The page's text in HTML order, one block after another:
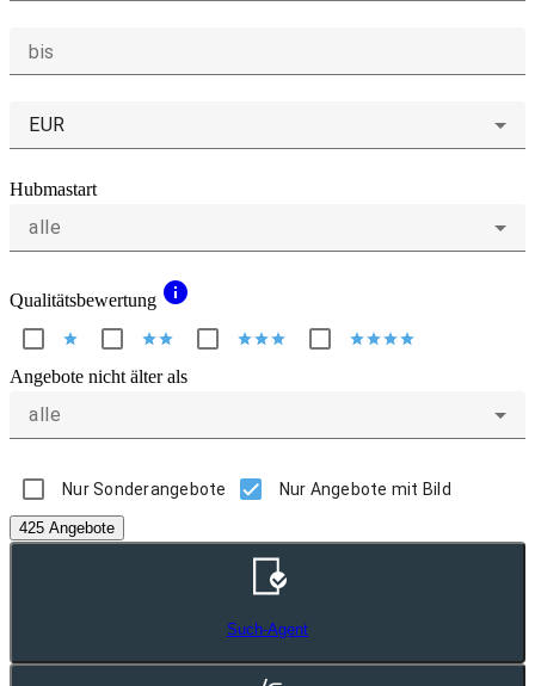
bis
EUR
Hubmastart
alle
Qualitätsbewertung info
star starstar starstarstar starstarstarstar
Angebote nicht älter als
alle
Nur Sonderangebote Nur Angebote mit Bild
425 Angebote
Such-Agent